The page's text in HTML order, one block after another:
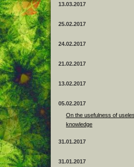
13.03.2017
25.02.2017
24.02.2017
21.02.2017
13.02.2017
05.02.2017
On the usefulness of
knowledge
31.01.2017
31.01.2017